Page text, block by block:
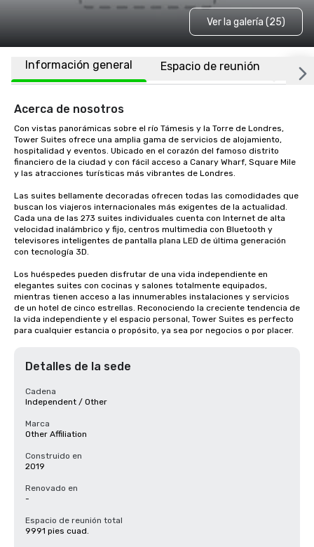
Ver la galería (25)
Información general Espacio de reunión
Acerca de nosotros
Con vistas panorámicas sobre el río Támesis y la Torre de Londres,
Tower Suites ofrece una amplia gama de servicios de alojamiento,
hospitalidad y eventos. Ubicado en el corazón del famoso distrito
financiero de la ciudad y con fácil acceso a Canary Wharf, Square Mile
y las atracciones turísticas más vibrantes de Londres.
Las suites bellamente decoradas ofrecen todas las comodidades que
buscan los viajeros internacionales más exigentes de la actualidad.
Cada una de las 273 suites individuales cuenta con Internet de alta
velocidad inalámbrico y fijo, centros multimedia con Bluetooth y
televisores inteligentes de pantalla plana LED de última generación
con tecnología 3D.
Los huéspedes pueden disfrutar de una vida independiente en
elegantes suites con cocinas y salones totalmente equipados,
mientras tienen acceso a las innumerables instalaciones y servicios
de un hotel de cinco estrellas. Reconociendo la creciente tendencia de
la vida independiente y el espacio personal, Tower Suites es perfecto
para cualquier estancia o propósito, ya sea por negocios o por placer.
Detalles de la sede
Cadena
Independent / Other
Marca
Other Affiliation
Construido en
2019
Renovado en
-
Espacio de reunión total
9991 pies cuad.